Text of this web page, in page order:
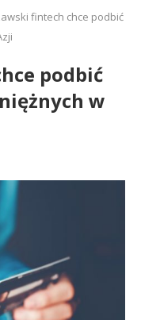
fintech chce podbić
podbić
w